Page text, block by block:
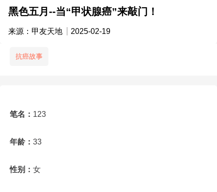
黑色五月--当“甲状腺癌”来敲门！
来源：甲友天地 2025-02-19
抗癌故事
笔名： 123
年龄： 33
性别： 女